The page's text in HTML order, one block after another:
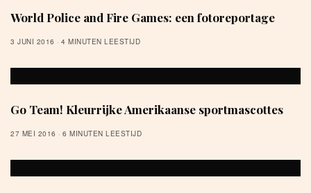
World Police and Fire Games: een fotoreportage
3 JUNI 2016 4 MINUTEN LEESTIJD
Go Team! Kleurrijke Amerikaanse sportmascottes
27 MEI 2016 6 MINUTEN LEESTIJD